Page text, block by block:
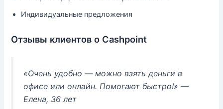
Индивидуальные предложения
Отзывы клиентов о Cashpoint
«Очень удобно — можно взять деньги в
офисе или онлайн. Помогают быстро!» —
Елена, 36 лет